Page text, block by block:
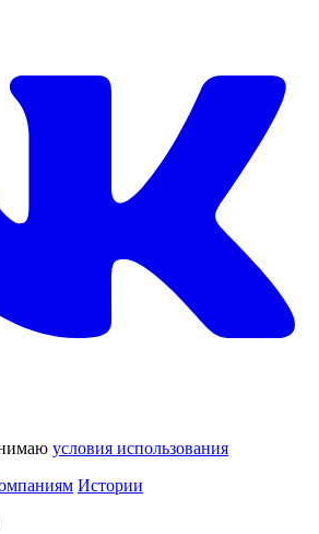
условия использования
Истории